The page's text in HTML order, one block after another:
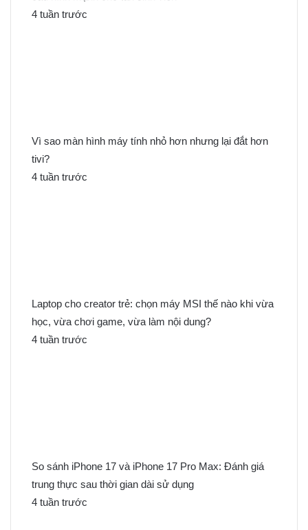
4 tuần trước
Vì sao màn hình máy tính nhỏ hơn nhưng lại đắt hơn
tivi?
4 tuần trước
Laptop cho creator trẻ: chọn máy MSI thế nào khi vừa
học, vừa chơi game, vừa làm nội dung?
4 tuần trước
So sánh iPhone 17 và iPhone 17 Pro Max: Đánh giá
trung thực sau thời gian dài sử dụng
4 tuần trước